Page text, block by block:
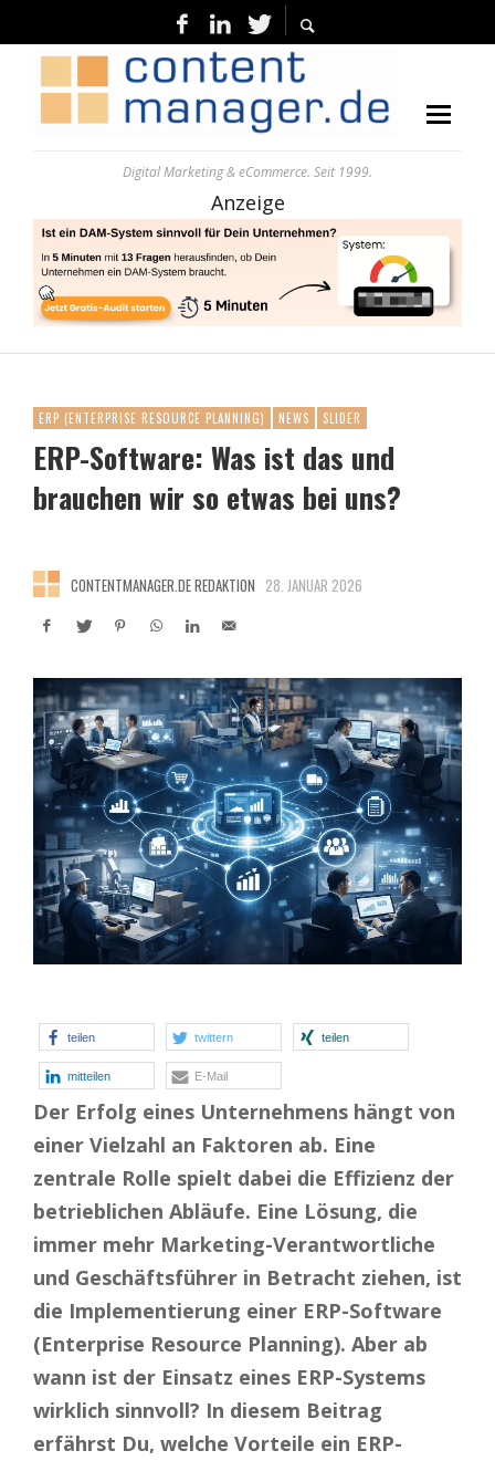
Digital Marketing & eCommerce. Seit 1999.
Anzeige
ERP (ENTERPRISE RESOURCE PLANNING) NEWS SLIDER
ERP-Software: Was ist das und
brauchen wir so etwas bei uns?
CONTENTMANAGER.DE REDAKTION 28. JANUAR 2026
teilen twittern teilen
mitteilen E-Mail
Der Erfolg eines Unternehmens hängt von
einer Vielzahl an Faktoren ab. Eine
zentrale Rolle spielt dabei die Effizienz der
betrieblichen Abläufe. Eine Lösung, die
immer mehr Marketing-Verantwortliche
und Geschäftsführer in Betracht ziehen, ist
die Implementierung einer ERP-Software
(Enterprise Resource Planning). Aber ab
wann ist der Einsatz eines ERP-Systems
wirklich sinnvoll? In diesem Beitrag
erfährst Du, welche Vorteile ein ERP-